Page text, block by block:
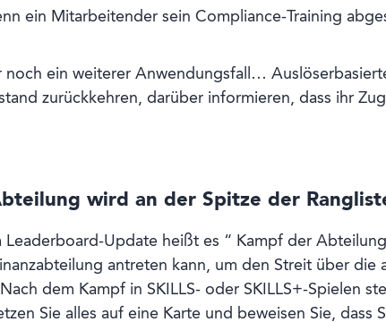
ein Mitarbeitender sein Compliance-Training
noch ein weiterer Anwendungsfall…
zurückkehren, darüber informieren, dass ihr
wird an der Spitze der
Leaderboard-Update heißt es “ Kampf der
antreten kann, um den Streit über die
dem Kampf in SKILLS- oder SKILLS+-Spielen
Sie alles auf eine Karte und beweisen Sie,